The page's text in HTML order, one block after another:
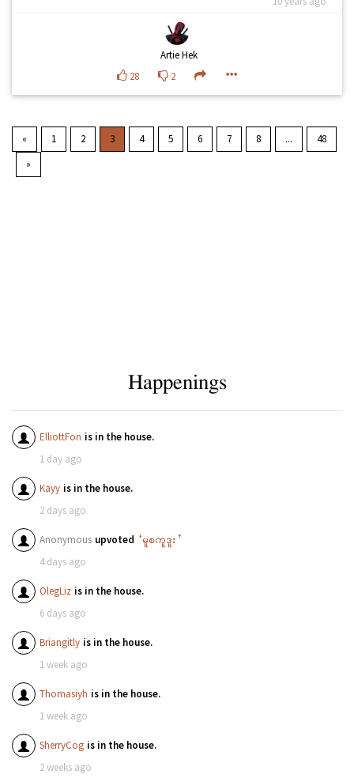
Artie Hek
28
2
« 1 2 3 4 5 6 7 8 ...
48
»
Happenings
ElliottFon is in the house.
1 day ago
Kayy is in the house.
2 days ago
Anonymous upvoted “မူစကူဒူး”
4 days ago
OlegLiz is in the house.
6 days ago
Briangitly is in the house.
1 week ago
Thomasiyh is in the house.
1 week ago
SherryCog is in the house.
2 weeks ago